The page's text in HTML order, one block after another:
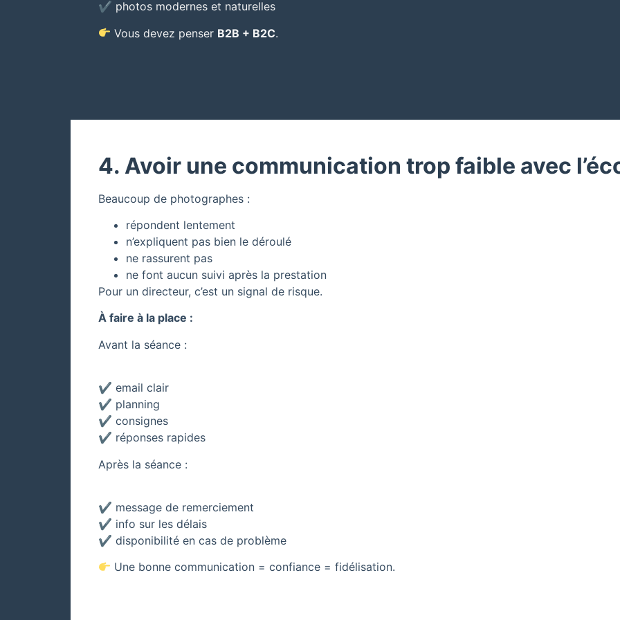
✔ photos modernes et naturelles
Vous devez penser B2B + B2C.
4. Avoir une communication trop faible avec
Beaucoup de photographes :
répondent lentement
n’expliquent pas bien le déroulé
ne rassurent pas
ne font aucun suivi après la prestation
Pour un directeur, c’est un signal de risque.
À faire à la place :
Avant la séance :
✔ email clair
✔ planning
✔ consignes
✔ réponses rapides
Après la séance :
✔ message de remerciement
✔ info sur les délais
✔ disponibilité en cas de problème
Une bonne communication = confiance = fidélisation.